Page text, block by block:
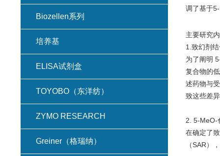
调了基于
主要研究
1.致幻剂
为了阐明
复合物的
述药物与
致这些差
2. 5-MeO-
在确定了
（SAR）
Biozellen系列
培养基
ELISA试剂盒
TOYOBO（东洋纺）
ZYMO RESEARCH
Greiner（格瑞纳）